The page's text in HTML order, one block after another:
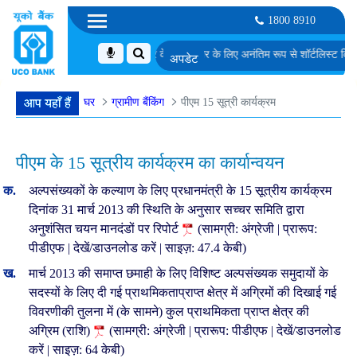
1800 8910
विश्लेषक के पद के लिए अंतिम दौर के साक्षात्कार के लिए अनंतिम रूप से शॉर्टलिस्ट किए गए
आप यहाँ हैं घर ग्रामीण बैंकिंग पीएम 15 सूत्री कार्यक्रम
पीएम के 15 सूत्रीय कार्यक्रम का कार्यान्वयन
अल्पसंख्यकों के कल्याण के लिए प्रधानमंत्री के 15 सूत्रीय कार्यक्रम
दिनांक 31 मार्च 2013 की स्थिति के अनुसार सच्चर समिति द्वारा
अनुशंसित चयन मानदंडों पर रिपोर्ट
(सामग्री: अंग्रेजी | प्रारूप:
पीडीएफ | देखें/डाउनलोड करें | साइज़: 47.4 केबी)
मार्च 2013 की समाप्त छमाही के लिए विशिष्ट अल्पसंख्यक समुदायों के
सदस्यों के लिए दी गई प्राथमिकताप्राप्त क्षेत्र में अग्रिमों की दिखाई गई
विवरणीकी तुलना में (के सामने) कुल प्राथमिकता प्राप्त क्षेत्र की
अग्रिम (राशि)
(सामग्री: अंग्रेजी | प्रारूप: पीडीएफ | देखें/डाउनलोड
करें | साइज़: 64 केबी)